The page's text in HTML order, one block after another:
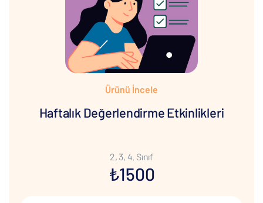
Ürünü İncele
Haftalık Değerlendirme Etkinlikleri
2, 3, 4. Sınıf
₺1500